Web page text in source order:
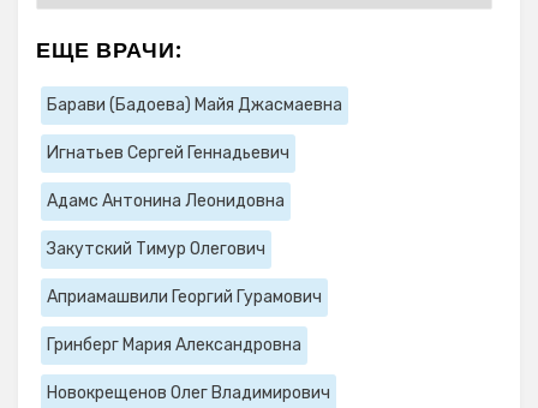
ЕЩЕ ВРАЧИ:
Барави (Бадоева) Майя Джасмаевна
Игнатьев Сергей Геннадьевич
Адамс Антонина Леонидовна
Закутский Тимур Олегович
Априамашвили Георгий Гурамович
Гринберг Мария Александровна
Новокрещенов Олег Владимирович